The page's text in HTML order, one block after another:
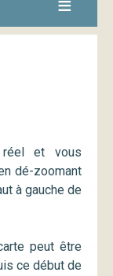
réel et vous
dé-zoomant
à gauche de
peut être
ce début de